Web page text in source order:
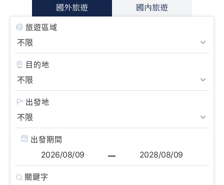
國外旅遊 國內旅遊
旅遊區域
目的地
出發地
出發期間